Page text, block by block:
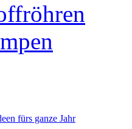
fürs ganze Jahr